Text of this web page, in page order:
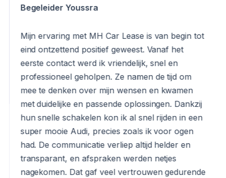
Begeleider Youssra
Mijn ervaring met MH Car Lease is van begin tot
eind ontzettend positief geweest. Vanaf het
eerste contact werd ik vriendelijk, snel en
professioneel geholpen. Ze namen de tijd om
mee te denken over mijn wensen en kwamen
met duidelijke en passende oplossingen. Dankzij
hun snelle schakelen kon ik al snel rijden in een
super mooie Audi, precies zoals ik voor ogen
had. De communicatie verliep altijd helder en
transparant, en afspraken werden netjes
nagekomen. Dat gaf veel vertrouwen gedurende